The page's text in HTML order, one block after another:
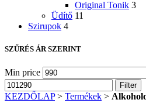
Original Tonik 3
Üdítő 11
Szirupok 4
SZŰRÉS ÁR SZERINT
Min price
Filter
KEZDŐLAP> Termékek >